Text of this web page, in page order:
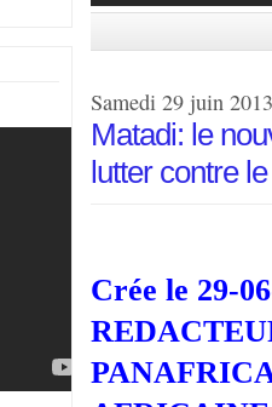
Samedi 29 juin 2013
Matadi: le
lutter contre
Crée le 29-